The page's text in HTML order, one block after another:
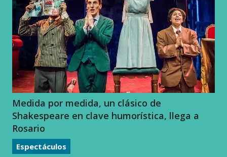
Medida por medida, un clásico de
Shakespeare en clave humorística, llega a
Rosario
Espectáculos